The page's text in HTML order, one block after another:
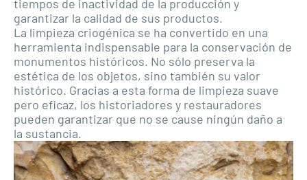
tiempos de inactividad de la producción y
garantizar la calidad de sus productos.
La limpieza criogénica se ha convertido en una
herramienta indispensable para la conservación de
monumentos históricos. No sólo preserva la
estética de los objetos, sino también su valor
histórico. Gracias a esta forma de limpieza suave
pero eficaz, los historiadores y restauradores
pueden garantizar que no se cause ningún daño a
la sustancia.